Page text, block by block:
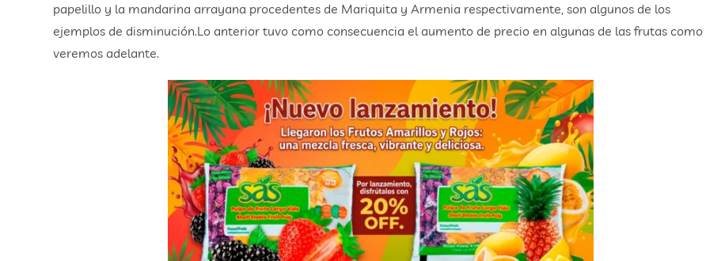
papelillo y la mandarina arrayana procedentes de Mariquita y Armenia respectivamente, son algunos de los
ejemplos de disminución.Lo anterior tuvo como consecuencia el aumento de precio en algunas de las frutas como
veremos adelante.